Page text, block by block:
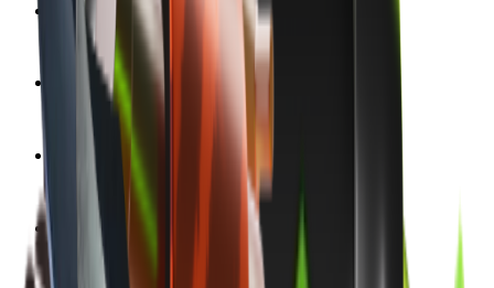
Диапазон Float
Коллекция
The Breakout Collection
Дата выпуска
1 июля 2014 г.
Команда
Обе команды